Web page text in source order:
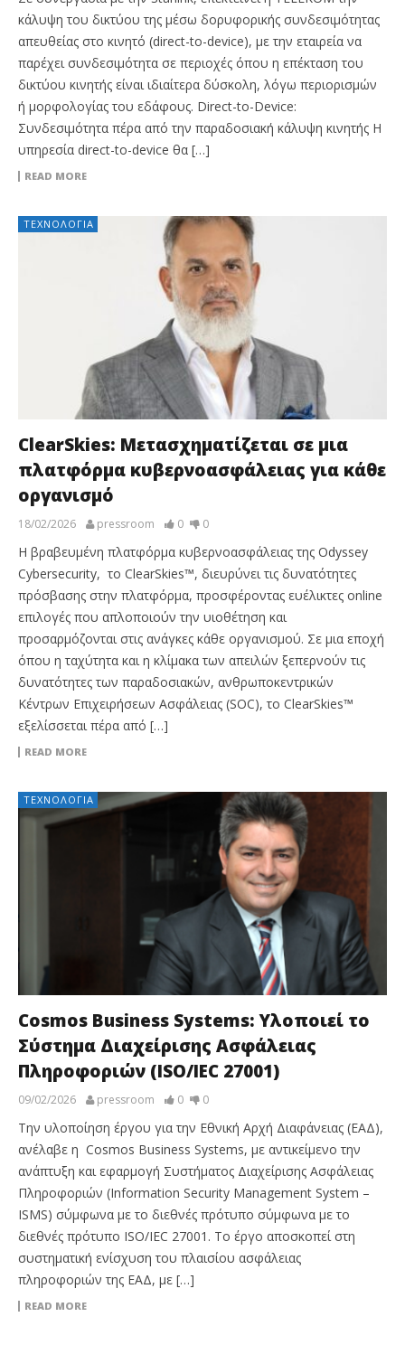
κάλυψη του δικτύου της μέσω δορυφορικής συνδεσιμότητας
απευθείας στο κινητό (direct-to-device), με την εταιρεία να
παρέχει συνδεσιμότητα σε περιοχές όπου η επέκταση του
δικτύου κινητής είναι ιδιαίτερα δύσκολη, λόγω περιορισμών
ή μορφολογίας του εδάφους. Direct-to-Device:
Συνδεσιμότητα πέρα από την παραδοσιακή κάλυψη κινητής Η
υπηρεσία direct-to-device θα […]
READ MORE
ΤΕΧΝΟΛΟΓΊΑ
ClearSkies: Μετασχηματίζεται σε μια
πλατφόρμα κυβερνοασφάλειας για κάθε
οργανισμό
18/02/2026 pressroom 0 0
Η βραβευμένη πλατφόρμα κυβερνοασφάλειας της Odyssey
Cybersecurity, το ClearSkies™, διευρύνει τις δυνατότητες
πρόσβασης στην πλατφόρμα, προσφέροντας ευέλικτες online
επιλογές που απλοποιούν την υιοθέτηση και
προσαρμόζονται στις ανάγκες κάθε οργανισμού. Σε μια εποχή
όπου η ταχύτητα και η κλίμακα των απειλών ξεπερνούν τις
δυνατότητες των παραδοσιακών, ανθρωποκεντρικών
Κέντρων Επιχειρήσεων Ασφάλειας (SOC), το ClearSkies™
εξελίσσεται πέρα από […]
READ MORE
ΤΕΧΝΟΛΟΓΊΑ
Cosmos Business Systems: Υλοποιεί το
Σύστημα Διαχείρισης Ασφάλειας
Πληροφοριών (ISO/ΙΕC 27001)
09/02/2026 pressroom 0 0
Την υλοποίηση έργου για την Εθνική Αρχή Διαφάνειας (ΕΑΔ),
ανέλαβε η Cosmos Business Systems, με αντικείμενο την
ανάπτυξη και εφαρμογή Συστήματος Διαχείρισης Ασφάλειας
Πληροφοριών (Information Security Management System –
ISMS) σύμφωνα με το διεθνές πρότυπο σύμφωνα με το
διεθνές πρότυπο ISO/IEC 27001. Το έργο αποσκοπεί στη
συστηματική ενίσχυση του πλαισίου ασφάλειας
πληροφοριών της ΕΑΔ, με […]
READ MORE